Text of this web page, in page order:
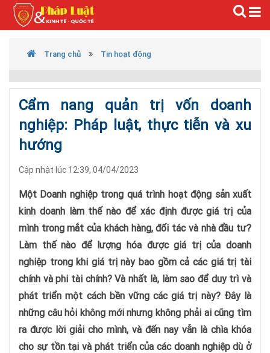
Trang chủ Tin hoạt động
Cẩm nang quản trị vốn doanh
nghiệp: Pháp luật, thực tiễn và xu
hướng
Cập nhật lúc 12:39, 04/04/2023
Một Doanh nghiệp trong quá trình hoạt động sản xuất
kinh doanh làm thế nào để xác định được giá trị của
mình trong mắt của khách hàng, đối tác và nhà đầu tư?
Làm thế nào để lượng hóa được giá trị của doanh
nghiệp trong khi giá trị này bao gồm cả các giá trị tài
chính và phi tài chính? Và nhất là, làm sao để duy trì và
phát triển một cách bền vững các giá trị này? Đây là
những câu hỏi không mới nhưng không phải ai cũng tìm
ra được lời giải cho mình, và đến nay vẫn là chìa khóa
cho sự tồn tại và phát triển của các doanh nghiệp dù ở